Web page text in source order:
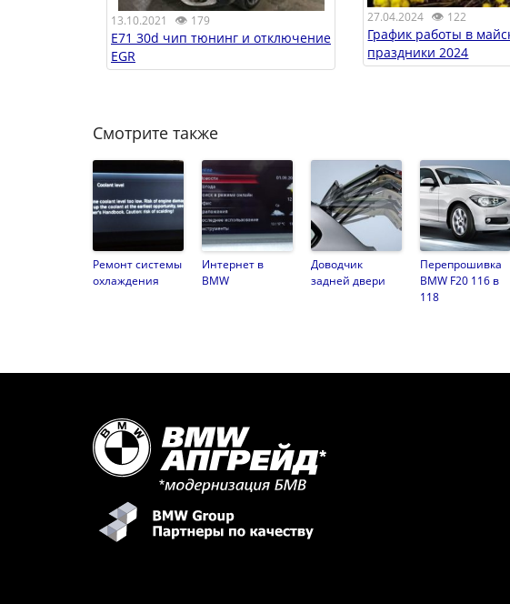
13.10.2021 👁 179
E71 30d чип тюнинг и отключение
EGR
27.04.2024 👁 122
График работы в
праздники 2024
Смотрите также
Ремонт системы
охлаждения
Интернет в
BMW
Доводчик
задней двери
Перепрошивка
BMW F20 116 в
118